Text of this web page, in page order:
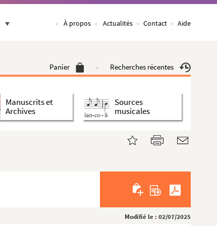
À propos Actualités Contact Aide
Panier Recherches récentes
Manuscrits et
Archives
Sources
musicales
Modifié le : 02/07/2025